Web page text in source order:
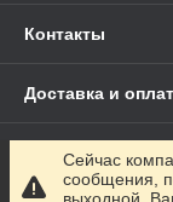
Контакты
Доставка и
Полная версия
Сейчас
сообщения,